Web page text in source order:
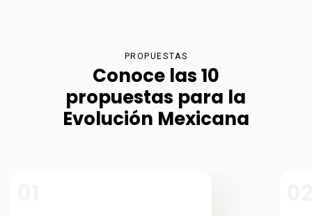
PROPUESTAS
Conoce las 10
propuestas para la
Evolución Mexicana